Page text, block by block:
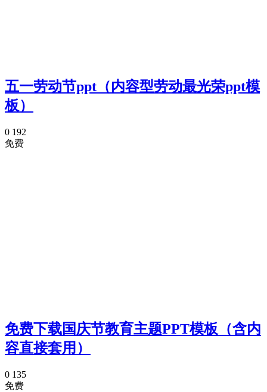
五一劳动节ppt（内容型劳动最光荣ppt模
板）
0 192
免费
免费下载国庆节教育主题PPT模板（含内
容直接套用）
0 135
免费